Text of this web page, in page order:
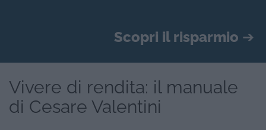
Scopri il risparmio ➔
Vivere di rendita: il manuale
di Cesare Valentini